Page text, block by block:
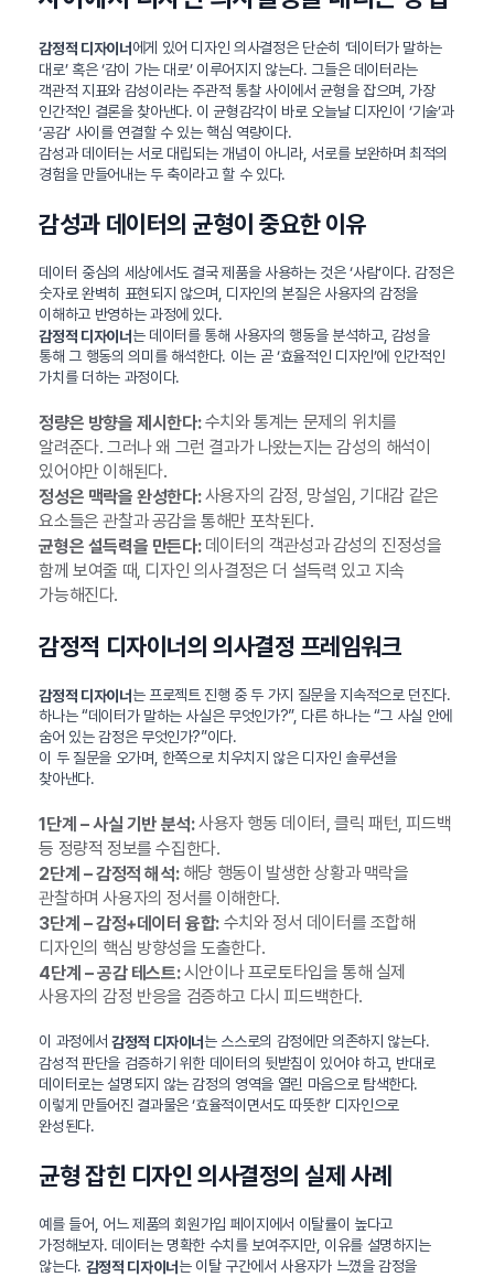
감정적 디자이너에게 있어 디자인 의사결정은 단순히 ‘데이터가 말하는
대로’ 혹은 ‘감이 가는 대로’ 이루어지지 않는다. 그들은 데이터라는
객관적 지표와 감성이라는 주관적 통찰 사이에서 균형을 잡으며, 가장
인간적인 결론을 찾아낸다. 이 균형감각이 바로 오늘날 디자인이 ‘기술’과
‘공감’ 사이를 연결할 수 있는 핵심 역량이다.
감성과 데이터는 서로 대립되는 개념이 아니라, 서로를 보완하며 최적의
경험을 만들어내는 두 축이라고 할 수 있다.
감성과 데이터의 균형이 중요한 이유
데이터 중심의 세상에서도 결국 제품을 사용하는 것은 ‘사람’이다. 감정은
숫자로 완벽히 표현되지 않으며, 디자인의 본질은 사용자의 감정을
이해하고 반영하는 과정에 있다.
감정적 디자이너는 데이터를 통해 사용자의 행동을 분석하고, 감성을
통해 그 행동의 의미를 해석한다. 이는 곧 ‘효율적인 디자인’에 인간적인
가치를 더하는 과정이다.
정량은 방향을 제시한다:수치와 통계는 문제의 위치를
알려준다. 그러나 왜 그런 결과가 나왔는지는 감성의 해석이
있어야만 이해된다.
정성은 맥락을 완성한다:사용자의 감정, 망설임, 기대감 같은
요소들은 관찰과 공감을 통해만 포착된다.
균형은 설득력을 만든다:데이터의 객관성과 감성의 진정성을
함께 보여줄 때, 디자인 의사결정은 더 설득력 있고 지속
가능해진다.
감정적 디자이너의 의사결정 프레임워크
감정적 디자이너는 프로젝트 진행 중 두 가지 질문을 지속적으로 던진다.
하나는 “데이터가 말하는 사실은 무엇인가?”, 다른 하나는 “그 사실 안에
숨어 있는 감정은 무엇인가?”이다.
이 두 질문을 오가며, 한쪽으로 치우치지 않은 디자인 솔루션을
찾아낸다.
1단계 – 사실 기반 분석:사용자 행동 데이터, 클릭 패턴, 피드백
등 정량적 정보를 수집한다.
2단계 – 감정적 해석:해당 행동이 발생한 상황과 맥락을
관찰하며 사용자의 정서를 이해한다.
3단계 – 감정+데이터 융합:수치와 정서 데이터를 조합해
디자인의 핵심 방향성을 도출한다.
4단계 – 공감 테스트:시안이나 프로토타입을 통해 실제
사용자의 감정 반응을 검증하고 다시 피드백한다.
이 과정에서 감정적 디자이너는 스스로의 감정에만 의존하지 않는다.
감성적 판단을 검증하기 위한 데이터의 뒷받침이 있어야 하고, 반대로
데이터로는 설명되지 않는 감정의 영역을 열린 마음으로 탐색한다.
이렇게 만들어진 결과물은 ‘효율적이면서도 따뜻한’ 디자인으로
완성된다.
균형 잡힌 디자인 의사결정의 실제 사례
예를 들어, 어느 제품의 회원가입 페이지에서 이탈률이 높다고
가정해보자. 데이터는 명확한 수치를 보여주지만, 이유를 설명하지는
않는다. 감정적 디자이너는 이탈 구간에서 사용자가 느꼈을 감정을